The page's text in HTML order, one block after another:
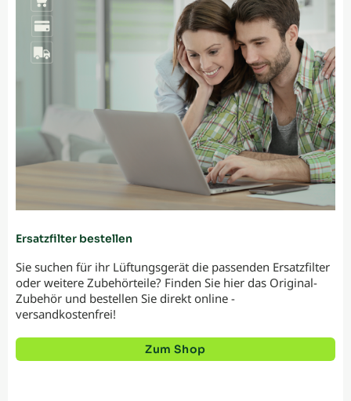
Ersatzfilter bestellen
Sie suchen für ihr Lüftungsgerät die passenden Ersatzfilter
oder weitere Zubehörteile? Finden Sie hier das Original-
Zubehör und bestellen Sie direkt online -
versandkostenfrei!
Zum Shop